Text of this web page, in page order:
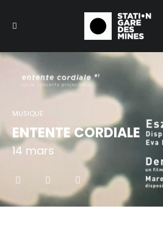
MUSIQUE
ENTENTE CORDIALE
14 mars